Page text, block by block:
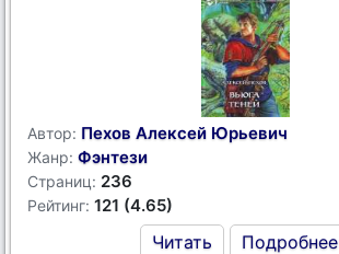
Автор: Пехов Алексей Юрьевич
Жанр: Фэнтези
Страниц: 236
Рейтинг: 121 (4.65)
Читать Подробнее